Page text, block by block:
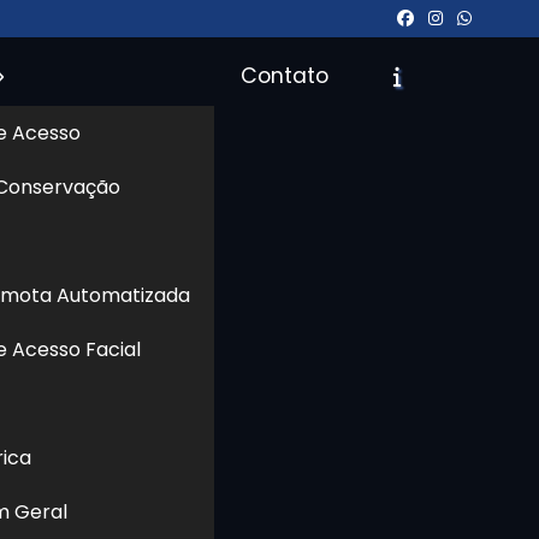
Acesso
Automatizada
Acesso Facial
Geral
Contato